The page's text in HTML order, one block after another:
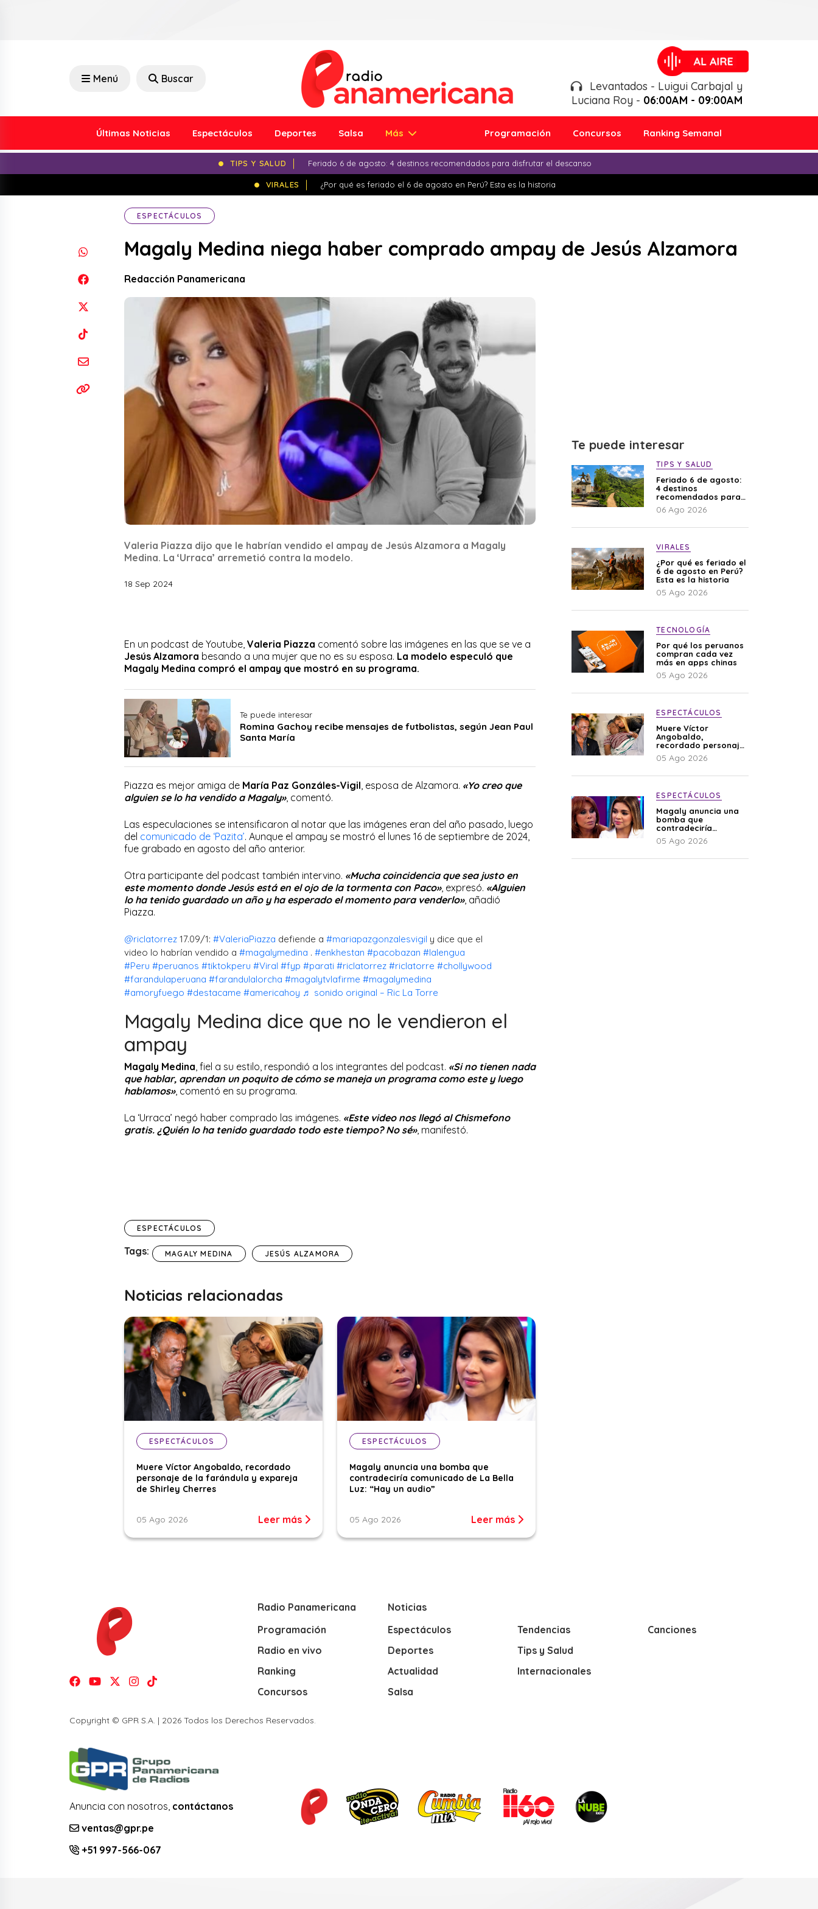
Menú Buscar
Levantados - Luigui Carbajal y
Luciana Roy - 06:00AM - 09:00AM
Últimas Noticias Espectáculos Deportes Salsa Más Programación Concursos Ranking Semanal
TIPS Y SALUD Feriado 6 de agosto: 4 destinos recomendados para disfrutar el descanso
VIRALES ¿Por qué es feriado el 6 de agosto en Perú? Esta es la historia
ESPECTÁCULOS
Magaly Medina niega haber comprado ampay de Jesús Alzamora
Redacción Panamericana
Valeria Piazza dijo que le habrían vendido el ampay de Jesús Alzamora a Magaly
Medina. La ‘Urraca’ arremetió contra la modelo.
18 Sep 2024
En un podcast de Youtube, Valeria Piazza comentó sobre las imágenes en las que se ve a
Jesús Alzamora besando a una mujer que no es su esposa. La modelo especuló que
Magaly Medina compró el ampay que mostró en su programa.
Te puede interesar
Romina Gachoy recibe mensajes de futbolistas, según Jean Paul
Santa María
Piazza es mejor amiga de María Paz Gonzáles-Vigil, esposa de Alzamora. «Yo creo que
alguien se lo ha vendido a Magaly», comentó.
Las especulaciones se intensificaron al notar que las imágenes eran del año pasado, luego
del comunicado de ‘Pazita’. Aunque el ampay se mostró el lunes 16 de septiembre de 2024,
fue grabado en agosto del año anterior.
Otra participante del podcast también intervino. «Mucha coincidencia que sea justo en
este momento donde Jesús está en el ojo de la tormenta con Paco», expresó. «Alguien
lo ha tenido guardado un año y ha esperado el momento para venderlo», añadió
Piazza.
@riclatorrez 17.09/1: #ValeriaPiazza defiende a #mariapazgonzalesvigil y dice que el
video lo habrían vendido a #magalymedina . #enkhestan #pacobazan #lalengua
#Peru #peruanos #tiktokperu #Viral #fyp #parati #riclatorrez #riclatorre #chollywood
#farandulaperuana #farandulalorcha #magalytvlafirme #magalymedina
#amoryfuego #destacame #americahoy ♬ sonido original – Ric La Torre
Magaly Medina dice que no le vendieron el
ampay
Magaly Medina, fiel a su estilo, respondió a los integrantes del podcast. «Si no tienen nada
que hablar, aprendan un poquito de cómo se maneja un programa como este y luego
hablamos», comentó en su programa.
La ‘Urraca’ negó haber comprado las imágenes. «Este video nos llegó al Chismefono
gratis. ¿Quién lo ha tenido guardado todo este tiempo? No sé», manifestó.
ESPECTÁCULOS
Tags: MAGALY MEDINA JESÚS ALZAMORA
Noticias relacionadas
ESPECTÁCULOS
Muere Víctor Angobaldo, recordado
personaje de la farándula y expareja
de Shirley Cherres
05 Ago 2026 Leer más
ESPECTÁCULOS
Magaly anuncia una bomba que
contradeciría comunicado de La Bella
Luz: “Hay un audio”
05 Ago 2026 Leer más
Te puede interesar
TIPS Y SALUD
Feriado 6 de agosto:
4 destinos
recomendados para
disfrutar el descanso
06 Ago 2026
VIRALES
¿Por qué es feriado el
6 de agosto en Perú?
Esta es la historia
05 Ago 2026
TECNOLOGÍA
Por qué los peruanos
compran cada vez
más en apps chinas
05 Ago 2026
ESPECTÁCULOS
Muere Víctor
Angobaldo,
recordado personaje
de la farándula y
expareja de Shirley
05 Ago 2026
ESPECTÁCULOS
Magaly anuncia una
bomba que
contradeciría
comunicado de La
Bella Luz: “Hay un
05 Ago 2026
Radio Panamericana
Programación
Radio en vivo
Ranking
Concursos
Noticias
Espectáculos
Deportes
Actualidad
Salsa
Tendencias
Tips y Salud
Internacionales
Canciones
Copyright © GPR S.A. | 2026 Todos los Derechos Reservados.
Anuncia con nosotros, contáctanos
ventas@gpr.pe
+51 997-566-067